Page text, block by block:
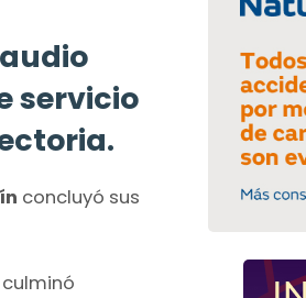
servicio
concluyó sus